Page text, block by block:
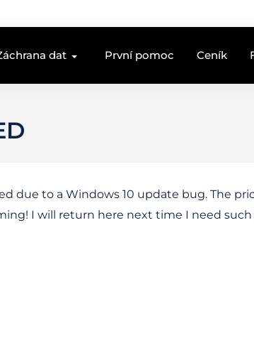
dat První pomoc Ceník
due to a Windows 10 update bug. The
I will return here next time I need such